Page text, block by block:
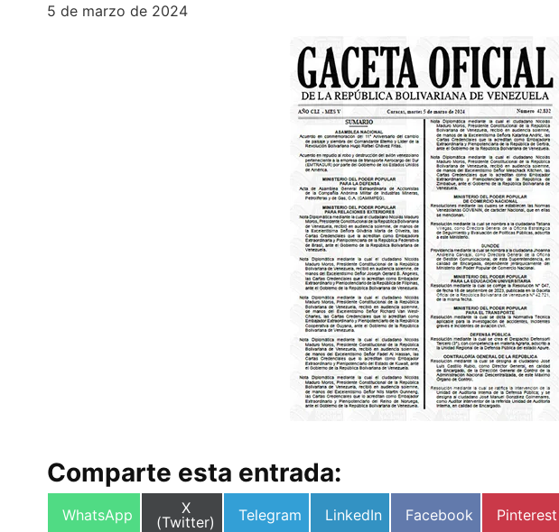
5 de marzo de 2024
Comparte esta entrada:
Compartir
WhatsApp
Compartir
en
X
(Twitter)
Compartir
Telegram
Compartir
LinkedIn
Compartir
Facebook
Compartir
Pinterest